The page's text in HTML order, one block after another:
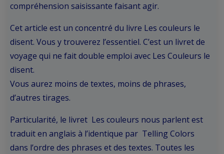
compréhension saisissante faisant agir.
Cet article est un concentré du livre Les couleurs le
disent. Vous y trouverez l’essentiel. C’est un livret de
voyage qui ne fait double emploi avec Les Couleurs le
disent.
Vous aurez moins de textes, moins de phrases,
d’autres tirages.
Particularité, le livret Les couleurs nous parlentest
traduit en anglais à l’identique par Telling Colors
dans l’ordre des phrases et des textes. Toutes les